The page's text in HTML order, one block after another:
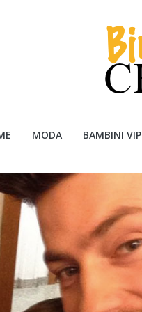
MODA BAMBINI VIP